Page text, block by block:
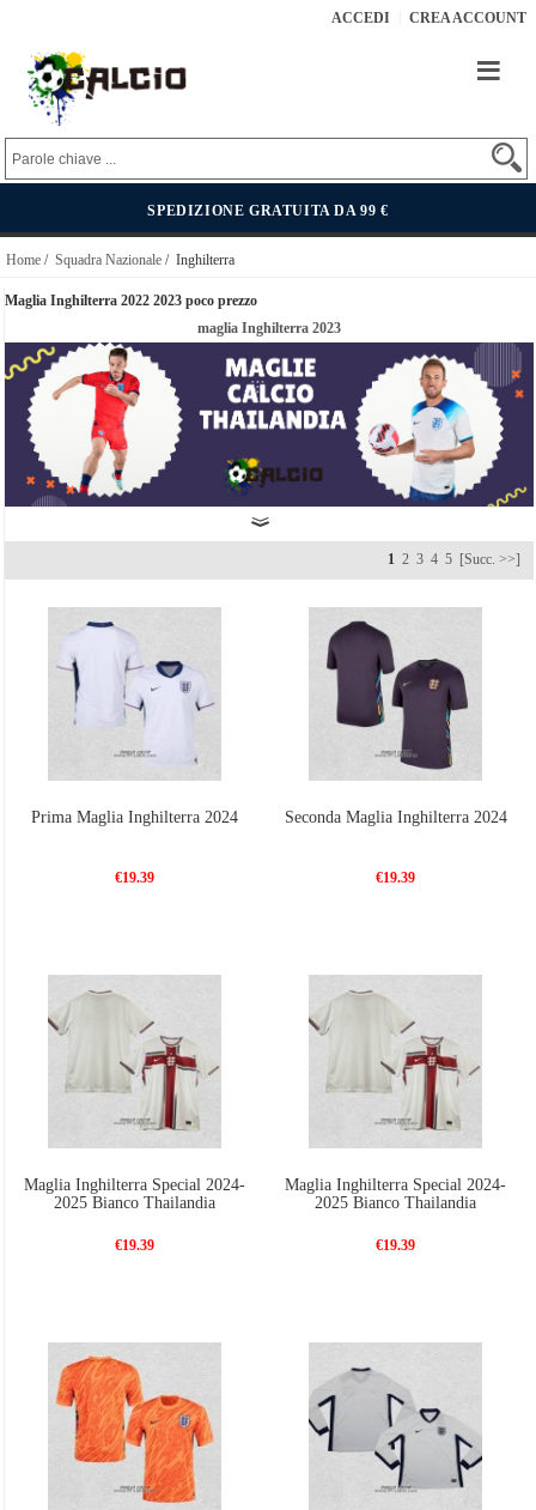
ACCEDI CREA ACCOUNT
SPEDIZIONE GRATUITA DA 99 €
Home / Squadra Nazionale / Inghilterra
Maglia Inghilterra 2022 2023 poco prezzo
maglia Inghilterra 2023
La squadra di calcio inglese rappresenta l'Inghilterra in eventi calcistici internazionali come la
Coppa del mondo e i campionati europei di calcio.È guidata dalla Federcalcio responsabile per
gli affari calcistici inglesi.L'attuale sponsor della maglia per l'Inghilterra è Nike.
Venditamaglie calcio thailandia,maglia nazionale calcio Mondiali 2022, tute squadre
calcio poco prezzo | creare la maglie calcio personalizzate.Superare 99 euros libero spedizione,
Aspettarsi la vostra scelta!
1 2 3 4 5 [Succ. >>]
Prima Maglia Inghilterra 2024
€19.39
Seconda Maglia Inghilterra 2024
€19.39
Maglia Inghilterra Special 2024-
2025 Bianco Thailandia
€19.39
Maglia Inghilterra Special 2024-
2025 Bianco Thailandia
€19.39